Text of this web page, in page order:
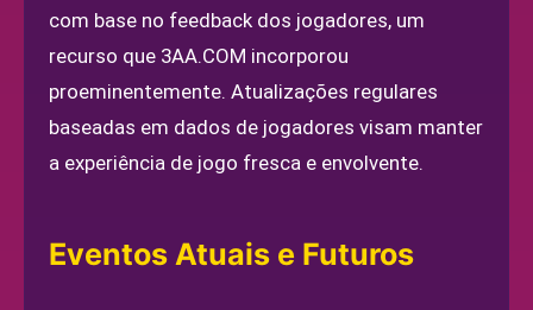
com base no feedback dos jogadores, um
recurso que 3AA.COM incorporou
proeminentemente. Atualizações regulares
baseadas em dados de jogadores visam manter
a experiência de jogo fresca e envolvente.
Eventos Atuais e Futuros